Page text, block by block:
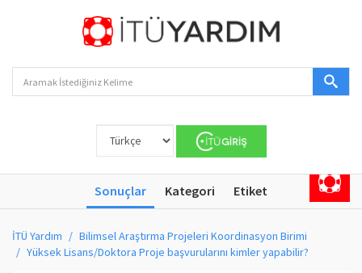
Sonuçlar Kategori Etiket
İTÜ Yardım
Bilimsel Araştırma Projeleri Koordinasyon Birimi
Yüksek Lisans/Doktora Proje başvurularını kimler yapabilir?